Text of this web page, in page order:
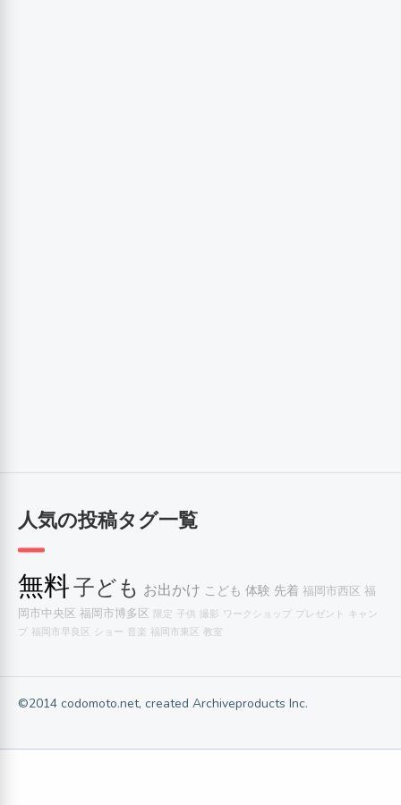
人気の投稿タグ一覧
無料子ども お出かけ こども 体験 先着 福岡市西区 福
岡市中央区 福岡市博多区 限定 子供 撮影 ワークショップ プレゼント キャン
プ 福岡市早良区 ショー 音楽 福岡市東区 教室
©2014 codomoto.net, created Archiveproducts Inc.